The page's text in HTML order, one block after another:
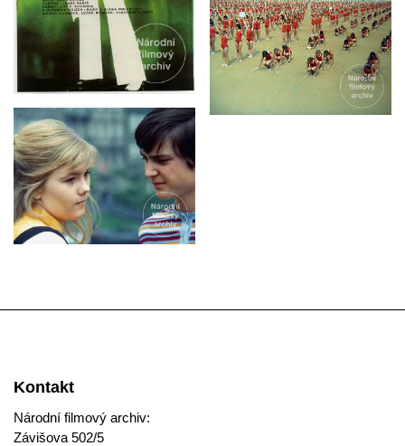
Kontakt
Národní filmový archiv:
Závišova 502/5